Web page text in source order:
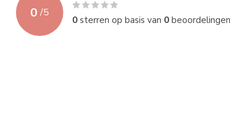
0 /5
0sterren op basis van 0beoordelingen